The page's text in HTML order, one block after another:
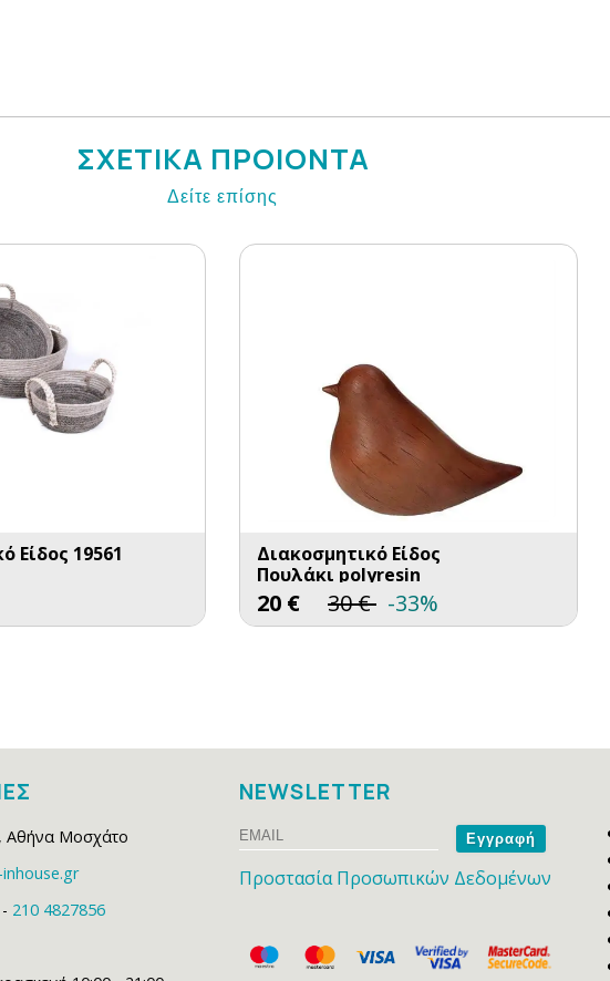
ΣΧΕΤΙΚΑ ΠΡΟΙΟΝΤΑ
Δείτε επίσης
Είδος 19561
Διακοσμητικό Είδος
Πουλάκι polyresin
20 € 30€ -33%
, Αθήνα Μοσχάτο
- 210 4827856
NEWSLETTER
Email
Name
Προστασία Προσωπικών Δεδομένων